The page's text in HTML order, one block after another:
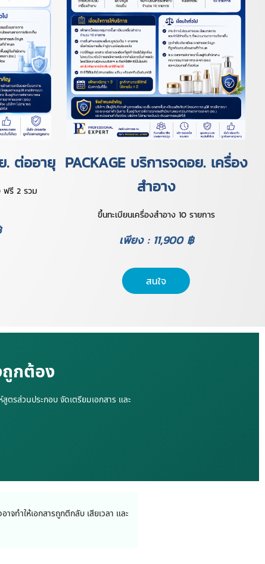
. ต่ออายุ
ฟรี 2 รวม
PACKAGE บริการจดอย. เครื่อง
สำอาง
ขึ้นทะเบียนเครื่องสำอาง 10 รายการ
เพียง : 11,900 ฿
สนใจ
ถูกต้อง
ตรส่วนประกอบ จัดเตรียมเอกสาร และ
จทำให้เอกสารถูกตีกลับ เสียเวลา และ